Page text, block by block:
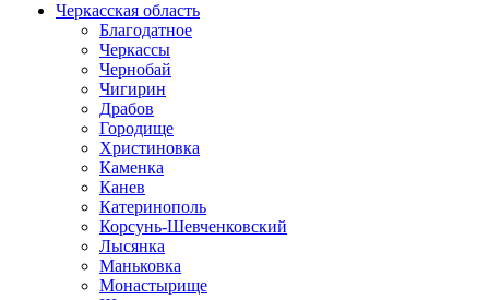
Черкасская область
Благодатное
Черкассы
Чернобай
Чигирин
Драбов
Городище
Христиновка
Каменка
Канев
Катеринополь
Корсунь-Шевченковский
Лысянка
Маньковка
Монастырище